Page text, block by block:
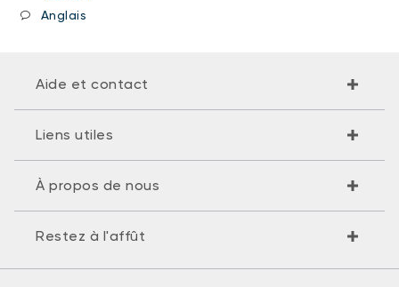
Anglais
Aide et contact
Liens utiles
À propos de nous
Restez à l'affût